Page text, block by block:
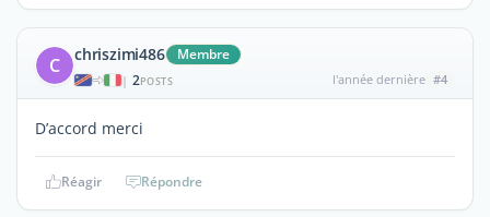
C chriszimi486 Membre
| 2POSTS l'année dernière #4
D’accord merci
Réagir Répondre